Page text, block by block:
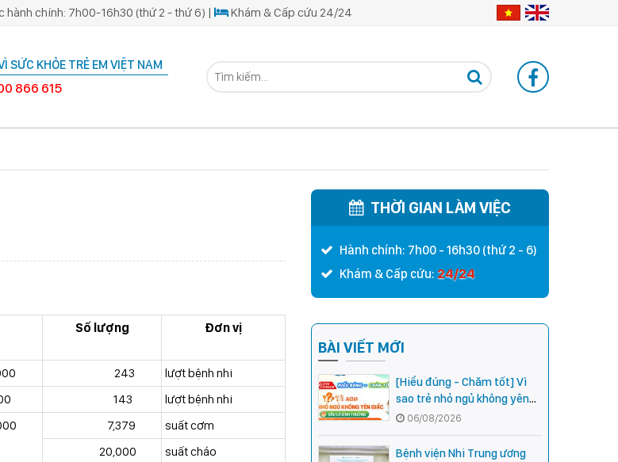
hành chính: 7h00-16h30 (thứ 2 - thứ 6) | Khám & Cấp cứu 24/24
SỨC KHỎE TRẺ EM VIỆT NAM
866 615
Số lượng Đơn vị
243
lượt bệnh nhi
143
lượt bệnh nhi
7,379
suất cơm
20,000
suất cháo
THỜI GIAN LÀM VIỆC
Hành chính: 7h00 - 16h30 (thứ 2 - 6)
Khám & Cấp cứu: 24/24
BÀI VIẾT MỚI
[Hiểu đúng - Chăm tốt] Vì
sao trẻ nhỏ ngủ không yên
giấc - Đâu là bình thường,
đâu là dấu hiệu cần đi khám
ngay?
06/08/2026
Bệnh viện Nhi Trung ương